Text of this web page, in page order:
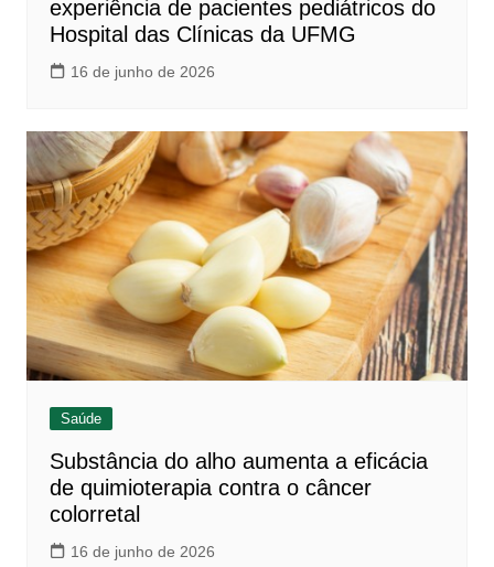
experiência de pacientes pediátricos do
Hospital das Clínicas da UFMG
16 de junho de 2026
Saúde
Substância do alho aumenta a eficácia
de quimioterapia contra o câncer
colorretal
16 de junho de 2026